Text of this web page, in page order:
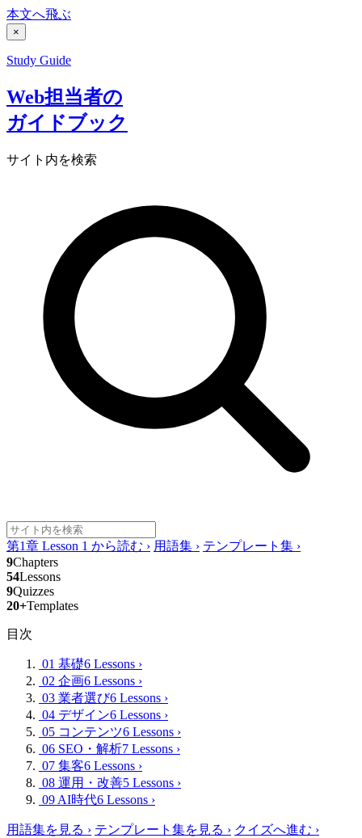
本文へ飛ぶ
×
Study Guide
Web担当者の
ガイドブック
サイト内を検索
第1章 Lesson 1 から読む › 用語集 › テンプレート集 ›
9Chapters
54Lessons
9Quizzes
20+Templates
目次
01 基礎6 Lessons ›
02 企画6 Lessons ›
03 業者選び6 Lessons ›
04 デザイン6 Lessons ›
05 コンテンツ6 Lessons ›
06 SEO・解析7 Lessons ›
07 集客6 Lessons ›
08 運用・改善5 Lessons ›
09 AI時代6 Lessons ›
用語集を見る › テンプレート集を見る › クイズへ進む ›